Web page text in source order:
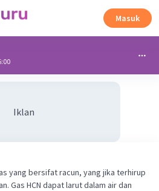
Masuk
Iklan
yang bersifat racun, yang jika terhirup
Gas HCN dapat larut dalam air dan